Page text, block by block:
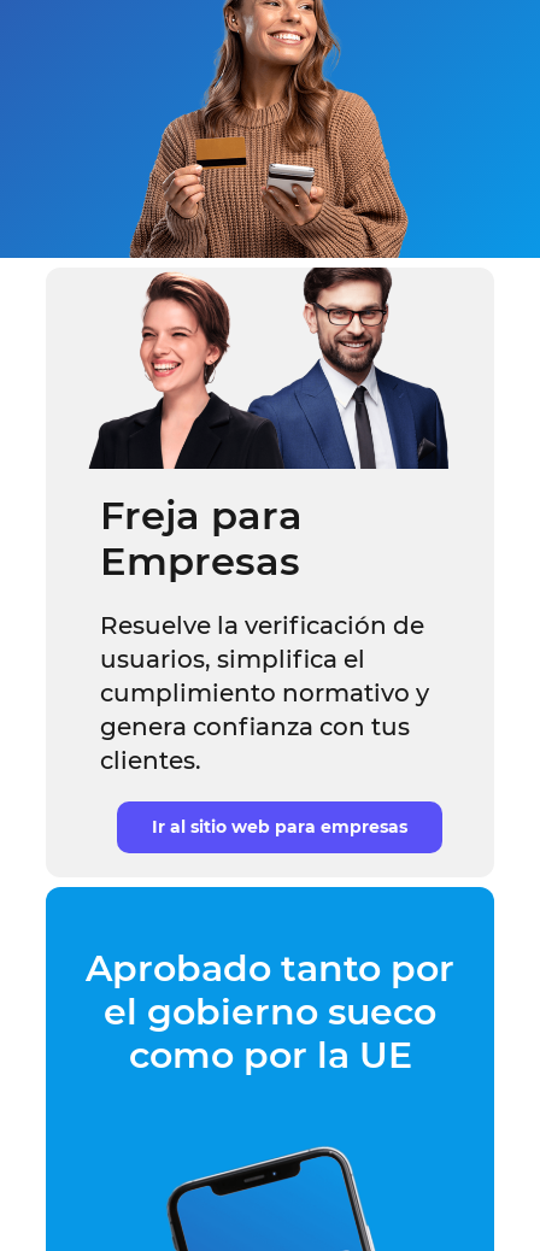
Freja para
Empresas
Resuelve la verificación de
usuarios, simplifica el
cumplimiento normativo y
genera confianza con tus
clientes.
Ir al sitio web para empresas
Aprobado tanto por
el gobierno sueco
como por la UE